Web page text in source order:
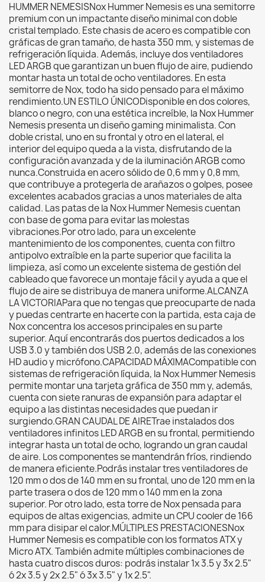
HUMMER NEMESISNox Hummer Nemesis es una semitorre
premium con un impactante diseño minimal con doble
cristal templado. Este chasis de acero es compatible con
gráficas de gran tamaño, de hasta 350 mm, y sistemas de
refrigeración líquida. Además, incluye dos ventiladores
LED ARGB que garantizan un buen flujo de aire, pudiendo
montar hasta un total de ocho ventiladores. En esta
semitorre de Nox, todo ha sido pensado para el máximo
rendimiento.UN ESTILO ÚNICODisponible en dos colores,
blanco o negro, con una estética increíble, la Nox Hummer
Nemesis presenta un diseño gaming minimalista. Con
doble cristal, uno en su frontal y otro en el lateral, el
interior del equipo queda a la vista, disfrutando de la
configuración avanzada y de la iluminación ARGB como
nunca.Construida en acero sólido de 0,6 mm y 0,8 mm,
que contribuye a protegerla de arañazos o golpes, posee
excelentes acabados gracias a unos materiales de alta
calidad. Las patas de la Nox Hummer Nemesis cuentan
con base de goma para evitar las molestas
vibraciones.Por otro lado, para un excelente
mantenimiento de los componentes, cuenta con filtro
antipolvo extraíble en la parte superior que facilita la
limpieza, así como un excelente sistema de gestión del
cableado que favorece un montaje fácil y ayuda a que el
flujo de aire se distribuya de manera uniforme.ALCANZA
LA VICTORIAPara que no tengas que preocuparte de nada
y puedas centrarte en hacerte con la partida, esta caja de
Nox concentra los accesos principales en su parte
superior. Aquí encontrarás dos puertos dedicados a los
USB 3.0 y también dos USB 2.0, además de las conexiones
HD audio y micrófono.CAPACIDAD MÁXIMACompatible con
sistemas de refrigeración líquida, la Nox Hummer Nemesis
permite montar una tarjeta gráfica de 350 mm y, además,
cuenta con siete ranuras de expansión para adaptar el
equipo a las distintas necesidades que puedan ir
surgiendo.GRAN CAUDAL DE AIRETrae instalados dos
ventiladores infinitos LED ARGB en su frontal, permitiendo
integrar hasta un total de ocho, logrando un gran caudal
de aire. Los componentes se mantendrán fríos, rindiendo
de manera eficiente.Podrás instalar tres ventiladores de
120 mm o dos de 140 mm en su frontal, uno de 120 mm en la
parte trasera o dos de 120 mm o 140 mm en la zona
superior. Por otro lado, esta torre de Nox pensada para
equipos de altas exigencias, admite un CPU cooler de 166
mm para disipar el calor.MÚLTIPLES PRESTACIONESNox
Hummer Nemesis es compatible con los formatos ATX y
Micro ATX. También admite múltiples combinaciones de
hasta cuatro discos duros: podrás instalar 1x 3.5 y 3x 2.5"
ó 2x 3.5 y 2x 2.5" ó 3x 3.5" y 1x 2.5".